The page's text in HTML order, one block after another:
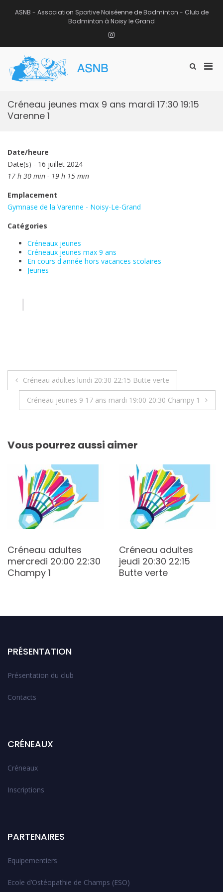
ASNB - Association Sportive Noiséenne de Badminton - Club de
Badminton à Noisy le Grand
Instagram
Afficher
recherche
Créneau jeunes max 9 ans mardi 17:30 19:15
Varenne 1
Date/heure
Date(s) - 16 juillet 2024
17 h 30 min - 19 h 15 min
Emplacement
Gymnase de la Varenne - Noisy-Le-Grand
Catégories
Créneaux jeunes
Créneaux jeunes max 9 ans
En cours d'année hors vacances scolaires
Jeunes
Navigation
Créneau adultes lundi 20:30 22:15 Butte verte
Créneau jeunes 9 17 ans mardi 19:00 20:30 Champy 1
Vous pourrez aussi aimer
Créneau adultes
mercredi 20:00 22:30
Champy 1
Créneau adultes
jeudi 20:30 22:15
Butte verte
PRÉSENTATION
Présentation du club
Contacts
CRÉNEAUX
Créneaux
Inscriptions
PARTENAIRES
Equipementiers
Ecole d’Ostéopathie de Champs (ESO)